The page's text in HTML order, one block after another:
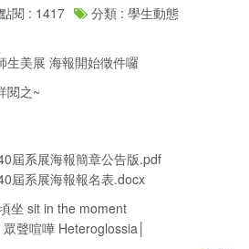
閱 : 1417
分類 : 學生動態
生美展 海報開始徵件囉
閱之~
屆系展海報簡章公告版.pdf
屆系展海報報名表.docx
坐 sit in the moment
聲喧嘩 Heteroglossia│